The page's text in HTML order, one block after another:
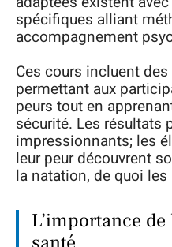
spécifiques alliant
accompagnement
Ces cours incluent
permettant aux
peurs tout en
sécurité. Les résultats
impressionnants; les
leur peur découvrent
la natation, de quoi
L’importance